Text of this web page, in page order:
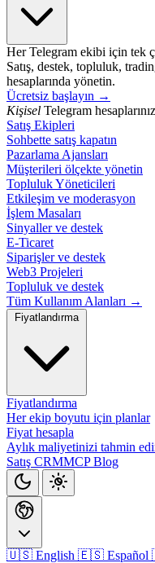
Her Telegram ekibi için tek
Satış, destek, topluluk,
hesaplarında yönetin.
Ücretsiz başlayın →
Kişisel Telegram
Satış Ekipleri
Sohbette satış kapatın
Pazarlama Ajansları
Müşterileri ölçekte yönetin
Topluluk Yöneticileri
Etkileşim ve moderasyon
İşlem Masaları
Sinyaller ve destek
E-Ticaret
Siparişler ve destek
Web3 Projeleri
Topluluk ve destek
Tüm Kullanım Alanları →
Fiyatlandırma
Fiyatlandırma
Her ekip boyutu için planlar
Fiyat hesapla
Aylık maliyetinizi tahmin
Satış CRMMCPBlog
🇺🇸 English 🇪🇸 Español